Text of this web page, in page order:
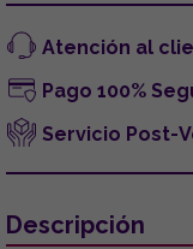
Atención al
Pago 100%
Servicio Post-
Descripción